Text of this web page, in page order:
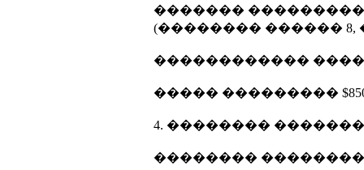
�������
(�������� ������ 8,
������������
����� ���������
4. ��������
��������